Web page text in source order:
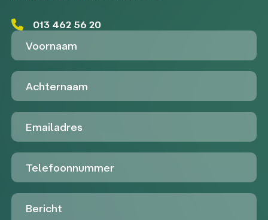
013 462 56 20
Voornaam
Achternaam
Emailadres
Telefoon
Untitled